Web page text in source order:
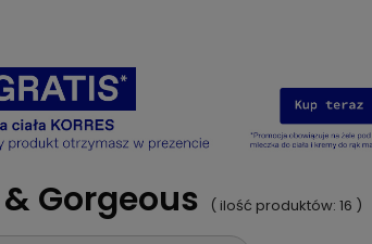
Gorgeous ( ilość produktów: 16 )